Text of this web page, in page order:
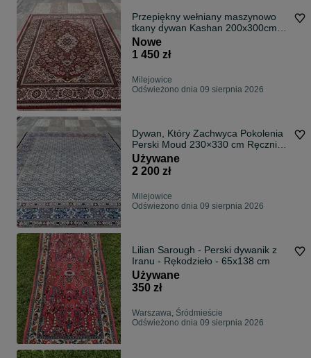
Przepiękny wełniany maszynowo
tkany dywan Kashan 200x300cm
Dywan klasy premium
Nowe
1 450 zł
Milejowice
Odświeżono dnia 09 sierpnia 2026
Dywan, Który Zachwyca Pokolenia
Perski Moud 230×330 cm Ręcznie
Tkany
Używane
2 200 zł
Milejowice
Odświeżono dnia 09 sierpnia 2026
Lilian Sarough - Perski dywanik z
Iranu - Rękodzieło - 65x138 cm
Używane
350 zł
Warszawa, Śródmieście
Odświeżono dnia 09 sierpnia 2026